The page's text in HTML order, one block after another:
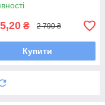
₴ 2 790 ₴
Купити